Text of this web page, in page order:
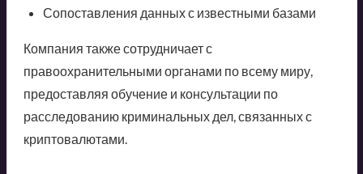
Сопоставления данных с известными базами
Компания также сотрудничает с
правоохранительными органами по всему миру,
предоставляя обучение и консультации по
расследованию криминальных дел, связанных с
криптовалютами.